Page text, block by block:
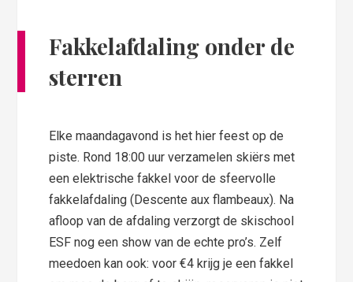
Fakkelafdaling onder de
sterren
Elke maandagavond is het hier feest op de
piste. Rond 18:00 uur verzamelen skiërs met
een elektrische fakkel voor de sfeervolle
fakkelafdaling (Descente aux flambeaux). Na
afloop van de afdaling verzorgt de skischool
ESF nog een show van de echte pro’s. Zelf
meedoen kan ook: voor €4 krijg je een fakkel